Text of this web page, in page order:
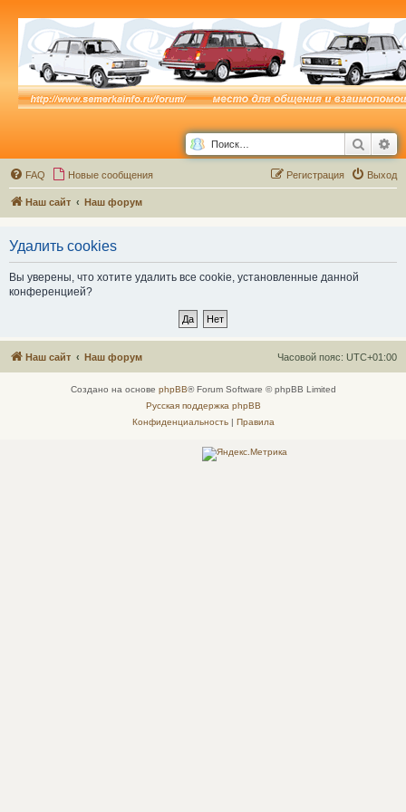
Поиск
FAQ Новые сообщения Выход
Регистрация
Наш сайт Наш форум
Удалить cookies
Вы уверены, что хотите удалить все cookie, установленные данной
конференцией?
Наш сайт Наш форум Часовой пояс: UTC+01:00
Создано на основе phpBB® Forum Software © phpBB Limited
Русская поддержка phpBB
Конфиденциальность| Правила